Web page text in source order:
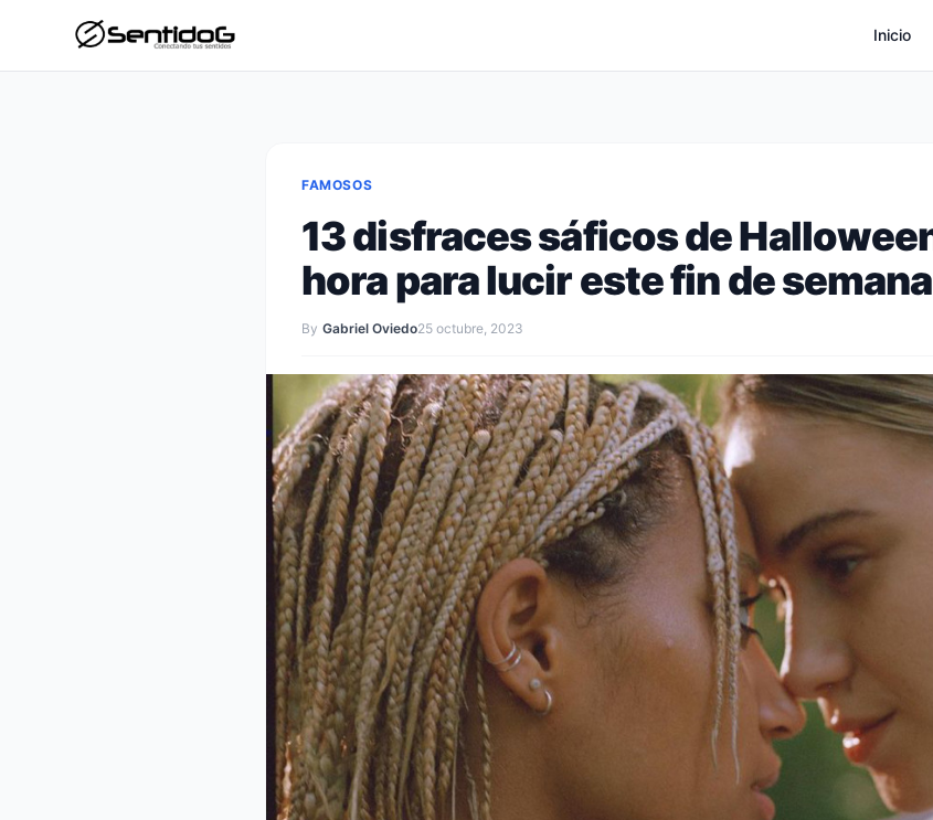
Inicio
FAMOSOS
13 disfraces sáficos de
hora para lucir este fin de semana
By Gabriel Oviedo25 octubre, 2023